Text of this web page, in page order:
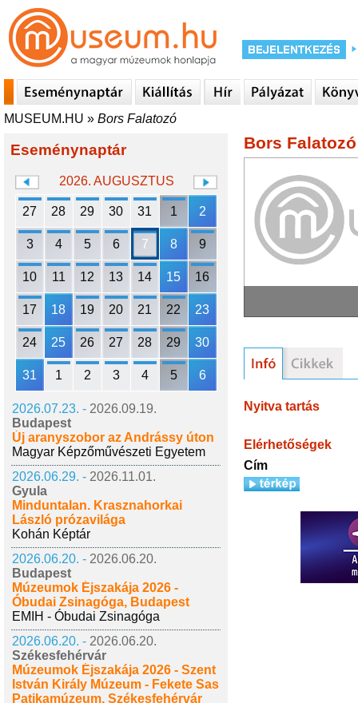
MUSEUM.HU » Bors Falatozó
Eseménynaptár
2026. AUGUSZTUS
27 28 29 30 31 1 2
3 4 5 6 7 8 9
10 11 12 13 14 15 16
17 18 19 20 21 22 23
24 25 26 27 28 29 30
31 1 2 3 4 5 6
2026.07.23. - 2026.09.19.
Budapest
Új aranyszobor az Andrássy úton
Magyar Képzőművészeti Egyetem
2026.06.29. - 2026.11.01.
Gyula
Minduntalan. Krasznahorkai
László prózavilága
Kohán Képtár
2026.06.20. - 2026.06.20.
Budapest
Múzeumok Éjszakája 2026 -
Óbudai Zsinagóga, Budapest
EMIH - Óbudai Zsinagóga
2026.06.20. - 2026.06.20.
Székesfehérvár
Múzeumok Éjszakája 2026 - Szent
István Király Múzeum - Fekete Sas
Patikamúzeum, Székesfehérvár
Bors Falatozó
Nyitva tartás
Elérhetőségek
Cím